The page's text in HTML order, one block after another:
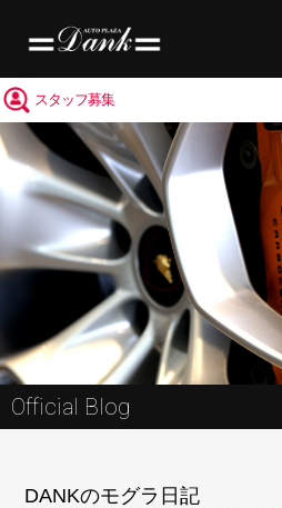
スタッフ募集
Official Blog
DANKのモグラ日記